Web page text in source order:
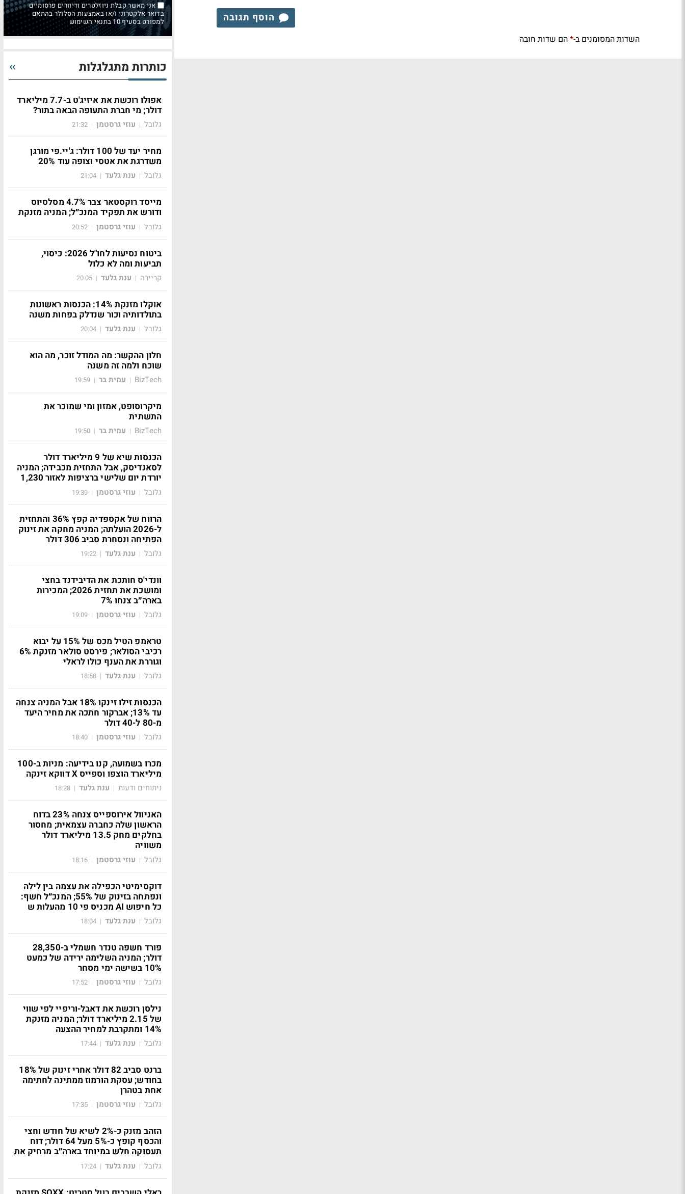
הוסף תגובה
השדות המסומנים ב-*הם שדות חובה
אני מאשר קבלת ניוזלטרים ודיוורים פרסומיים
בדואר אלקטרוני ו/או באמצעות הסלולר בהתאם
למפורט בסעיף 10 בתנאי השימוש
כותרות מתגלגלות
אפולו רוכשת את איזיג'ט ב-7.7 מיליארד
דולר; מי חברת התעופה הבאה בתור?
גלובל | עוזי גרסטמן |
21:32
מחיר יעד של 100 דולר: ג'יי.פי מורגן
משדרגת את אטסי וצופה עוד 20%
גלובל | ענת גלעד |
21:04
מייסד רוקסטאר צבר 4.7% מסלסיוס
ודורש את תפקיד המנכ״ל; המניה מזנקת
גלובל | עוזי גרסטמן |
20:52
ביטוח נסיעות לחו"ל 2026: כיסוי,
תביעות ומה לא כלול
קריירה | ענת גלעד |
20:05
אוקלו מזנקת 14%: הכנסות ראשונות
בתולדותיה וכור שנדלק בפחות משנה
גלובל | ענת גלעד |
20:04
חלון ההקשר: מה המודל זוכר, מה הוא
שוכח ולמה זה משנה
BizTech
| עמית בר |
19:59
מיקרוסופט, אמזון ומי שמוכר את
התשתית
BizTech
| עמית בר |
19:50
הכנסות שיא של 9 מיליארד דולר
לסאנדיסק, אבל התחזית מכבידה; המניה
יורדת יום שלישי ברציפות לאזור 1,230
גלובל | עוזי גרסטמן |
19:39
הרווח של אקספדיה קפץ 36% והתחזית
ל-2026 הועלתה; המניה מחקה את זינוק
הפתיחה ונסחרת סביב 306 דולר
גלובל | ענת גלעד |
19:22
וונדי'ס חותכת את הדיבידנד בחצי
ומושכת את תחזית 2026; המכירות
בארה״ב צנחו 7%
גלובל | עוזי גרסטמן |
19:09
טראמפ הטיל מכס של 15% על יבוא
רכיבי הסולאר; פירסט סולאר מזנקת 6%
וגוררת את הענף כולו לראלי
גלובל | ענת גלעד |
18:58
הכנסות זילו זינקו 18% אבל המניה צנחה
עד 13%; אברקור חתכה את מחיר היעד
מ-80 ל-40 דולר
גלובל | עוזי גרסטמן |
18:40
מכרו בשמועה, קנו בידיעה: מניות ב-100
מיליארד הוצפו וספייס X דווקא זינקה
ניתוחים ודעות | ענת גלעד |
18:28
האניוול אירוספייס צנחה 23% בדוח
הראשון שלה כחברה עצמאית; מחסור
בחלקים מחק 13.5 מיליארד דולר
משוויה
גלובל | עוזי גרסטמן |
18:16
דוקסימיטי הכפילה את עצמה בין לילה
ונפתחה בזינוק של 55%; המנכ״ל חשף:
כל חיפוש AI מכניס פי 10 מהעלות ש
גלובל | ענת גלעד |
18:04
פורד חשפה טנדר חשמלי ב-28,350
דולר; המניה השלימה ירידה של כמעט
10% בשישה ימי מסחר
גלובל | עוזי גרסטמן |
17:52
נילסן רוכשת את דאבל-וריפיי לפי שווי
של 2.15 מיליארד דולר; המניה מזנקת
14% ומתקרבת למחיר ההצעה
גלובל | ענת גלעד |
17:44
ברנט סביב 82 דולר אחרי זינוק של 18%
בחודש; עסקת הורמוז ממתינה לחתימה
אחת בטהרן
גלובל | עוזי גרסטמן |
17:35
הזהב מזנק כ-2% לשיא של חודש וחצי
והכסף קופץ כ-5% מעל 64 דולר; דוח
תעסוקה חלש במיוחד בארה״ב מרחיק את
גלובל | ענת גלעד |
17:24